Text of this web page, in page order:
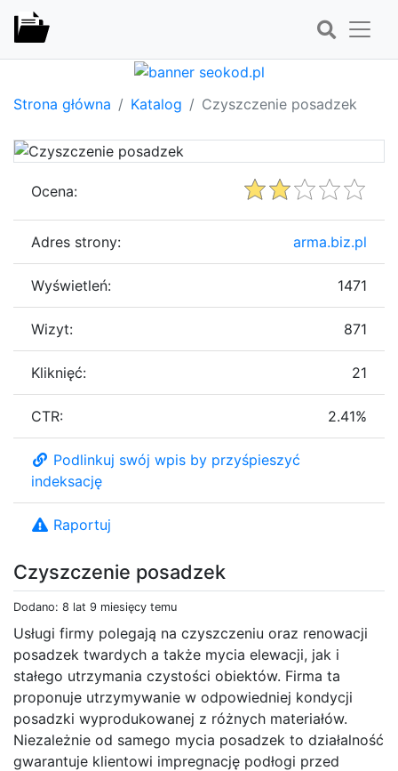
Strona główna Katalog Czyszczenie posadzek
Czyszczenie posadzek
Dodano: 8 lat 9 miesięcy temu
Usługi firmy polegają na czyszczeniu oraz renowacji
posadzek twardych a także mycia elewacji, jak i
stałego utrzymania czystości obiektów. Firma ta
proponuje utrzymywanie w odpowiedniej kondycji
posadzki wyprodukowanej z różnych materiałów.
Niezależnie od samego mycia posadzek to działalność
gwarantuje klientowi impregnację podłogi przed
Ocena:
Adres strony: arma.biz.pl
Wyświetleń: 1471
Wizyt: 871
Kliknięć: 21
CTR: 2.41%
Podlinkuj swój wpis by przyśpieszyć
indeksację
Raportuj